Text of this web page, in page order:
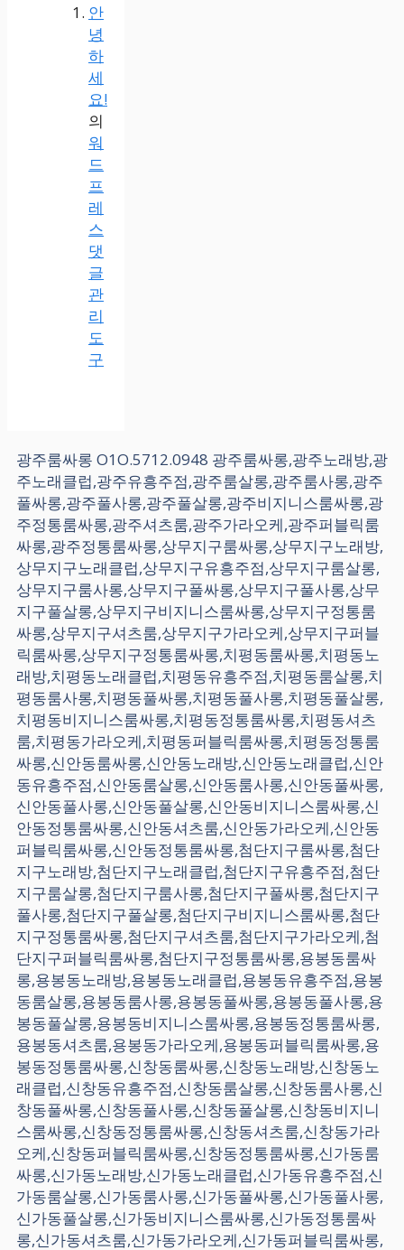
안
녕
하
세
요!
의
워
드
프
레
스
댓
글
관
리
도
구
광주룸싸롱 O1O.5712.0948 광주룸싸롱,광주노래방,광
주노래클럽,광주유흥주점,광주룸살롱,광주룸사롱,광주
풀싸롱,광주풀사롱,광주풀살롱,광주비지니스룸싸롱,광
주정통룸싸롱,광주셔츠룸,광주가라오케,광주퍼블릭룸
싸롱,광주정통룸싸롱,상무지구룸싸롱,상무지구노래방,
상무지구노래클럽,상무지구유흥주점,상무지구룸살롱,
상무지구룸사롱,상무지구풀싸롱,상무지구풀사롱,상무
지구풀살롱,상무지구비지니스룸싸롱,상무지구정통룸
싸롱,상무지구셔츠룸,상무지구가라오케,상무지구퍼블
릭룸싸롱,상무지구정통룸싸롱,치평동룸싸롱,치평동노
래방,치평동노래클럽,치평동유흥주점,치평동룸살롱,치
평동룸사롱,치평동풀싸롱,치평동풀사롱,치평동풀살롱,
치평동비지니스룸싸롱,치평동정통룸싸롱,치평동셔츠
룸,치평동가라오케,치평동퍼블릭룸싸롱,치평동정통룸
싸롱,신안동룸싸롱,신안동노래방,신안동노래클럽,신안
동유흥주점,신안동룸살롱,신안동룸사롱,신안동풀싸롱,
신안동풀사롱,신안동풀살롱,신안동비지니스룸싸롱,신
안동정통룸싸롱,신안동셔츠룸,신안동가라오케,신안동
퍼블릭룸싸롱,신안동정통룸싸롱,첨단지구룸싸롱,첨단
지구노래방,첨단지구노래클럽,첨단지구유흥주점,첨단
지구룸살롱,첨단지구룸사롱,첨단지구풀싸롱,첨단지구
풀사롱,첨단지구풀살롱,첨단지구비지니스룸싸롱,첨단
지구정통룸싸롱,첨단지구셔츠룸,첨단지구가라오케,첨
단지구퍼블릭룸싸롱,첨단지구정통룸싸롱,용봉동룸싸
롱,용봉동노래방,용봉동노래클럽,용봉동유흥주점,용봉
동룸살롱,용봉동룸사롱,용봉동풀싸롱,용봉동풀사롱,용
봉동풀살롱,용봉동비지니스룸싸롱,용봉동정통룸싸롱,
용봉동셔츠룸,용봉동가라오케,용봉동퍼블릭룸싸롱,용
봉동정통룸싸롱,신창동룸싸롱,신창동노래방,신창동노
래클럽,신창동유흥주점,신창동룸살롱,신창동룸사롱,신
창동풀싸롱,신창동풀사롱,신창동풀살롱,신창동비지니
스룸싸롱,신창동정통룸싸롱,신창동셔츠룸,신창동가라
오케,신창동퍼블릭룸싸롱,신창동정통룸싸롱,신가동룸
싸롱,신가동노래방,신가동노래클럽,신가동유흥주점,신
가동룸살롱,신가동룸사롱,신가동풀싸롱,신가동풀사롱,
신가동풀살롱,신가동비지니스룸싸롱,신가동정통룸싸
롱,신가동셔츠룸,신가동가라오케,신가동퍼블릭룸싸롱,